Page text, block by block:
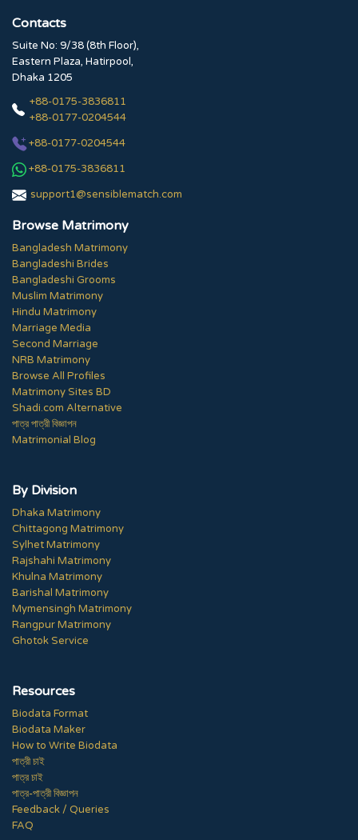
Contacts
Suite No: 9/38 (8th Floor),
Eastern Plaza, Hatirpool,
Dhaka 1205
+88-0175-3836811
+88-0177-0204544
+88-0177-0204544
+88-0175-3836811
support1@sensiblematch.com
Browse Matrimony
Bangladesh Matrimony
Bangladeshi Brides
Bangladeshi Grooms
Muslim Matrimony
Hindu Matrimony
Marriage Media
Second Marriage
NRB Matrimony
Browse All Profiles
Matrimony Sites BD
Shadi.com Alternative
পাত্র পাত্রী বিজ্ঞাপন
Matrimonial Blog
By Division
Dhaka Matrimony
Chittagong Matrimony
Sylhet Matrimony
Rajshahi Matrimony
Khulna Matrimony
Barishal Matrimony
Mymensingh Matrimony
Rangpur Matrimony
Ghotok Service
Resources
Biodata Format
Biodata Maker
How to Write Biodata
পাত্রী চাই
পাত্র চাই
পাত্র-পাত্রী বিজ্ঞাপন
Feedback / Queries
FAQ